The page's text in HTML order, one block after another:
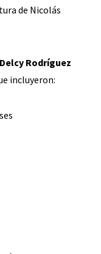
de Nicolás
Delcy Rodríguez
incluyeron: